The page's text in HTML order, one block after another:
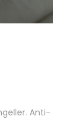
Anti-